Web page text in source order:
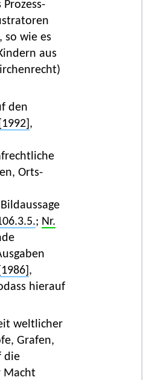
Prozess-
so wie es
aus
den
,
Orts-
; Nr.
,
hierauf
weltlicher
Grafen,
die
Macht